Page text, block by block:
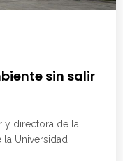
sin salir
y directora de la
la Universidad